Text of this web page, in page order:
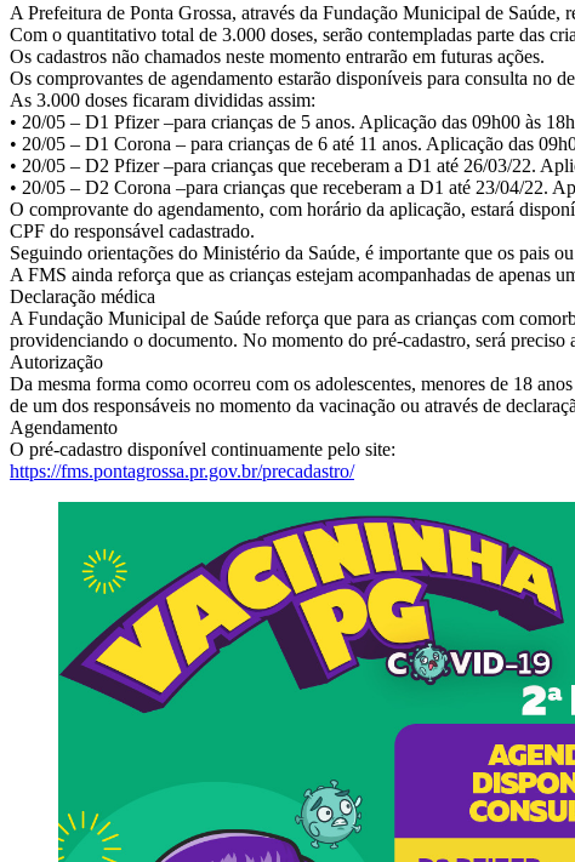
A Prefeitura de Ponta Grossa, através da Fundação Municipal de
Com o quantitativo total de 3.000 doses, serão contempladas parte das
Os cadastros não chamados neste momento entrarão em futuras ações.
Os comprovantes de agendamento estarão disponíveis para consulta no
As 3.000 doses ficaram divididas assim:
• 20/05 – D1 Pfizer –para crianças de 5 anos. Aplicação das 09h00 às
• 20/05 – D1 Corona – para crianças de 6 até 11 anos. Aplicação das
• 20/05 – D2 Pfizer –para crianças que receberam a D1 até 26/03/22.
• 20/05 – D2 Corona –para crianças que receberam a D1 até 23/04/22.
O comprovante do agendamento, com horário da aplicação, estará
CPF do responsável cadastrado.
Seguindo orientações do Ministério da Saúde, é importante que os pais
A FMS ainda reforça que as crianças estejam acompanhadas de apenas
Declaração médica
A Fundação Municipal de Saúde reforça que para as crianças com
providenciando o documento. No momento do pré-cadastro, será
Autorização
Da mesma forma como ocorreu com os adolescentes, menores de 18
de um dos responsáveis no momento da vacinação ou através de
Agendamento
O pré-cadastro disponível continuamente pelo site:
https://fms.pontagrossa.pr.gov.br/precadastro/